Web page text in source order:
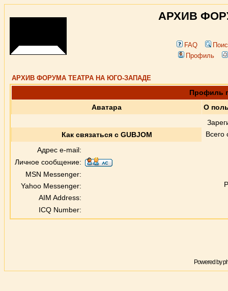
АРХИВ
FAQ
Профиль
АРХИВ ФОРУМА ТЕАТРА НА ЮГО-ЗАПАДЕ
Профиль
Аватара
О
Как связаться с GUBJOM
Адрес e-mail:
Личное сообщение:
MSN Messenger:
Yahoo Messenger:
AIM Address:
ICQ Number:
Powered by